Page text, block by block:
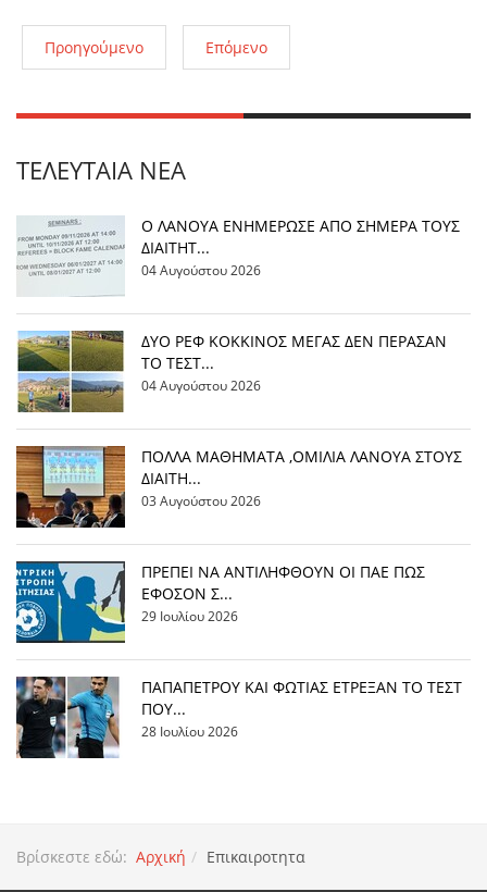
Προηγούμενο Επόμενο
ΤΕΛΕΥΤΑΊΑ ΝΈΑ
Ο ΛΑΝΟΥΑ ΕΝΗΜΕΡΩΣΕ ΑΠΟ ΣΗΜΕΡΑ ΤΟΥΣ
ΔΙΑΙΤΗΤ...
04 Αυγούστου 2026
ΔΥΟ ΡΕΦ ΚΟΚΚΙΝΟΣ ΜΕΓΑΣ ΔΕΝ ΠΕΡΑΣΑΝ
ΤΟ ΤΕΣΤ...
04 Αυγούστου 2026
ΠΟΛΛΑ ΜΑΘΗΜΑΤΑ ,ΟΜΙΛΙΑ ΛΑΝΟΥΑ ΣΤΟΥΣ
ΔΙΑΙΤΗ...
03 Αυγούστου 2026
ΠΡΕΠΕΙ ΝΑ ΑΝΤΙΛΗΦΘΟΥΝ ΟΙ ΠΑΕ ΠΩΣ
ΕΦΟΣΟΝ Σ...
29 Ιουλίου 2026
ΠΑΠΑΠΕΤΡΟΥ ΚΑΙ ΦΩΤΙΑΣ ΕΤΡΕΞΑΝ ΤΟ ΤΕΣΤ
ΠΟΥ...
28 Ιουλίου 2026
Βρίσκεστε εδώ: Αρχική Επικαιροτητα